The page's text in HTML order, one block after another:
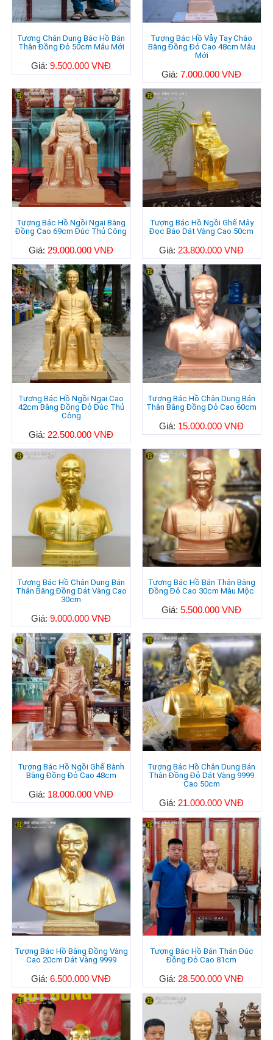
Tượng Chân Dung Bác Hồ Bán
Thân Đồng Đỏ 50cm Mẫu Mới
Giá:9.500.000 VNĐ
Tượng Bác Hồ Vẫy Tay Chào
Bằng Đồng Đỏ Cao 48cm Mẫu
Mới
Giá:7.000.000 VNĐ
Tượng Bác Hồ Ngồi Ngai Bằng
Đồng Cao 69cm Đúc Thủ Công
Giá: 29.000.000 VNĐ
Tượng Bác Hồ Ngồi Ghế Mây
Đọc Báo Dát Vàng Cao 50cm
Giá: 23.800.000 VNĐ
Tượng Bác Hồ Ngồi Ngai Cao
42cm Bằng Đồng Đỏ Đúc Thủ
Công
Giá: 22.500.000 VNĐ
Tượng Bác Hồ Chân Dung Bán
Thân Bằng Đồng Đỏ Cao 60cm
Giá: 15.000.000 VNĐ
Tượng Bác Hồ Chân Dung Bán
Thân Bằng Đồng Dát Vàng Cao
30cm
Giá:9.000.000 VNĐ
Tượng Bác Hồ Bán Thân Bằng
Đồng Đỏ Cao 30cm Màu Mộc
Giá:5.500.000 VNĐ
Tượng Bác Hồ Ngồi Ghế Bành
Bằng Đồng Đỏ Cao 48cm
Giá: 18.000.000 VNĐ
Tượng Bác Hồ Chân Dung Bán
Thân Đồng Đỏ Dát Vàng 9999
Cao 50cm
Giá:21.000.000 VNĐ
Tượng Bác Hồ Bằng Đồng Vàng
Cao 20cm Dát Vàng 9999
Giá:6.500.000 VNĐ
Tượng Bác Hồ Bán Thân Đúc
Đồng Đỏ Cao 81cm
Giá:28.500.000 VNĐ